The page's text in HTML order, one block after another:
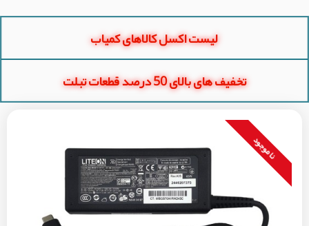
لیست اکسل کالاهای کمیاب
تخفیف های بالای 50 درصد قطعات تبلت
نا موجود